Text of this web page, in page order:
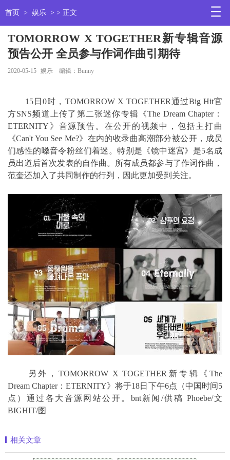
首页 > 娱乐 > > 正文
TOMORROW X TOGETHER新专辑音源
预告公开 全员参与作词作曲引期待
2020-05-15 娱乐 编辑：Bunny
15日0时，TOMORROW X TOGETHER通过Big Hit官
方SNS频道上传了第二张迷你专辑《The Dream Chapter：
ETERNITY》音源预告。在公开的视频中，包括主打曲
《Can't You See Me?》在内的收录曲高潮部分被公开，成员
们感性的嗓音令粉丝们着迷。特别是《镜中迷宫》是5名成
员出道后首次发表的自作曲。所有成员都参与了作词作曲，
范奎还加入了共同制作的行列，因此更加受到关注。
另外，TOMORROW X TOGETHER新专辑《The
Dream Chapter：ETERNITY》将于18日下午6点（中国时间5
点）通过各大音源网站公开。bnt新闻/供稿 Phoebe/文
BIGHIT/图
相关文章